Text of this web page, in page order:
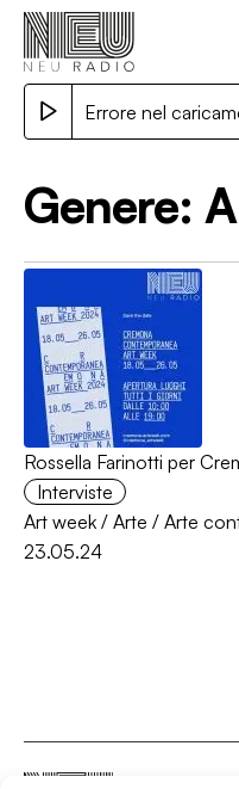
Errore nel
Genere:
Rossella Farinotti per
Interviste
Art week / Arte / Arte
23.05.24